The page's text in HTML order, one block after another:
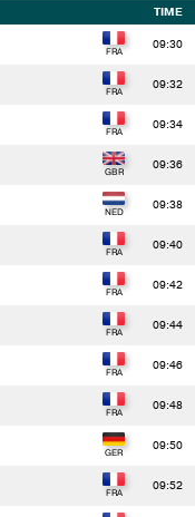
TIME
09:30
09:32
09:34
09:36
09:38
09:40
09:42
09:44
09:46
09:48
09:50
09:52